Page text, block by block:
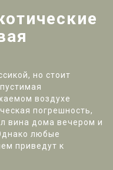
но стоит
воздухе
погрешность,
вина дома вечером и
любые
приведут к